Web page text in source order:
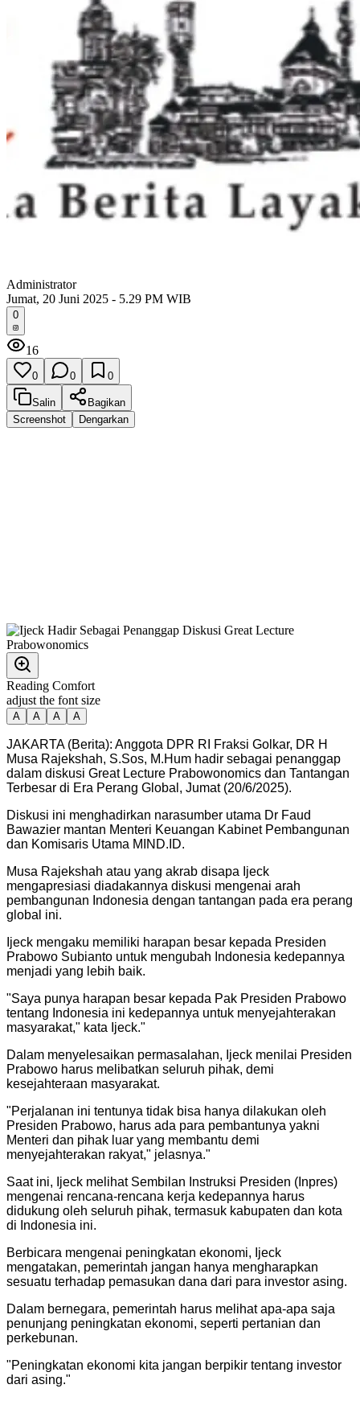
Administrator
Jumat, 20 Juni 2025 - 5.29 PM WIB
0
16
0 0 0
Salin
Bagikan
Screenshot
Dengarkan
Reading Comfort
adjust the font size
A A A A
JAKARTA (Berita): Anggota DPR RI Fraksi Golkar, DR H
Musa Rajekshah, S.Sos, M.Hum hadir sebagai penanggap
dalam diskusi Great Lecture Prabowonomics dan Tantangan
Terbesar di Era Perang Global, Jumat (20/6/2025).
Diskusi ini menghadirkan narasumber utama Dr Faud
Bawazier mantan Menteri Keuangan Kabinet Pembangunan
dan Komisaris Utama MIND.ID.
Musa Rajekshah atau yang akrab disapa Ijeck
mengapresiasi diadakannya diskusi mengenai arah
pembangunan Indonesia dengan tantangan pada era perang
global ini.
Ijeck mengaku memiliki harapan besar kepada Presiden
Prabowo Subianto untuk mengubah Indonesia kedepannya
menjadi yang lebih baik.
"Saya punya harapan besar kepada Pak Presiden Prabowo
tentang Indonesia ini kedepannya untuk menyejahterakan
masyarakat," kata Ijeck."
Dalam menyelesaikan permasalahan, Ijeck menilai Presiden
Prabowo harus melibatkan seluruh pihak, demi
kesejahteraan masyarakat.
"Perjalanan ini tentunya tidak bisa hanya dilakukan oleh
Presiden Prabowo, harus ada para pembantunya yakni
Menteri dan pihak luar yang membantu demi
menyejahterakan rakyat," jelasnya."
Saat ini, Ijeck melihat Sembilan Instruksi Presiden (Inpres)
mengenai rencana-rencana kerja kedepannya harus
didukung oleh seluruh pihak, termasuk kabupaten dan kota
di Indonesia ini.
Berbicara mengenai peningkatan ekonomi, Ijeck
mengatakan, pemerintah jangan hanya mengharapkan
sesuatu terhadap pemasukan dana dari para investor asing.
Dalam bernegara, pemerintah harus melihat apa-apa saja
penunjang peningkatan ekonomi, seperti pertanian dan
perkebunan.
"Peningkatan ekonomi kita jangan berpikir tentang investor
dari asing."